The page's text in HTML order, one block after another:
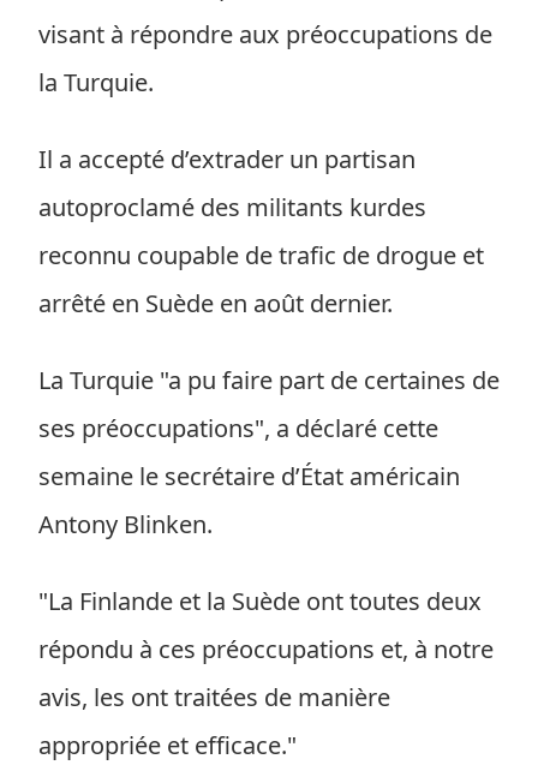
visant à répondre aux préoccupations de
la Turquie.
Il a accepté d’extrader un partisan
autoproclamé des militants kurdes
reconnu coupable de trafic de drogue et
arrêté en Suède en août dernier.
La Turquie "a pu faire part de certaines de
ses préoccupations", a déclaré cette
semaine le secrétaire d’État américain
Antony Blinken.
"La Finlande et la Suède ont toutes deux
répondu à ces préoccupations et, à notre
avis, les ont traitées de manière
appropriée et efficace."